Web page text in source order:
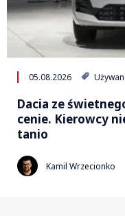
05.08.2026
Dacia ze
cenie. Kierowcy
tanio
Kamil Wrzecionko